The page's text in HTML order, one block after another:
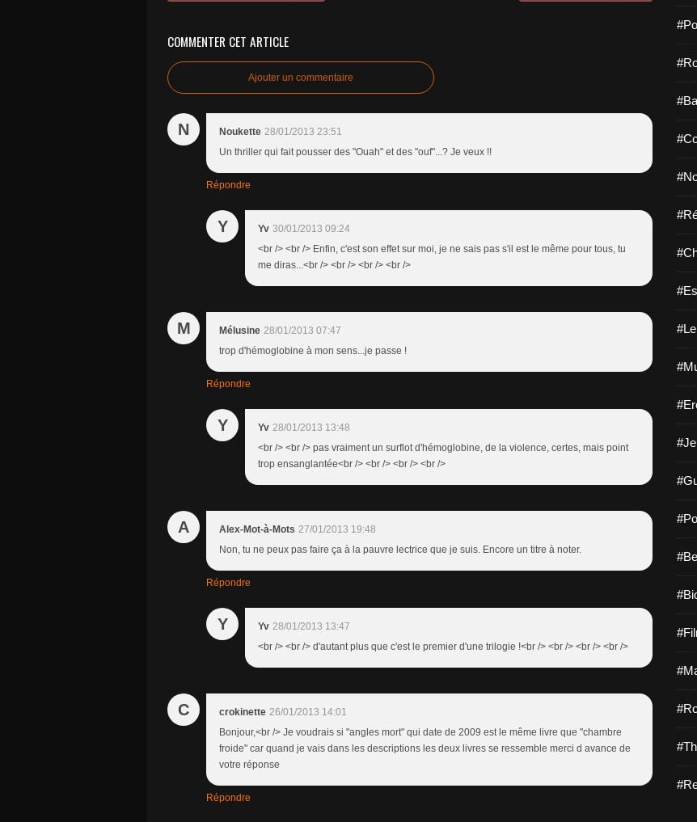
COMMENTER CET ARTICLE
Ajouter un commentaire
N Noukette 28/01/2013 23:51
Un thriller qui fait pousser des "Ouah" et des "ouf"...? Je veux !!
Répondre
Y Yv 30/01/2013 09:24
<br /> <br /> Enfin, c'est son effet sur moi, je ne sais pas s'il est le même pour tous, tu
me diras...<br /> <br /> <br /> <br />
M Mélusine 28/01/2013 07:47
trop d'hémoglobine à mon sens...je passe !
Répondre
Y Yv 28/01/2013 13:48
<br /> <br /> pas vraiment un surflot d'hémoglobine, de la violence, certes, mais point
trop ensanglantée<br /> <br /> <br /> <br />
A Alex-Mot-à-Mots 27/01/2013 19:48
Non, tu ne peux pas faire ça à la pauvre lectrice que je suis. Encore un titre à noter.
Répondre
Y Yv 28/01/2013 13:47
<br /> <br /> d'autant plus que c'est le premier d'une trilogie !<br /> <br /> <br /> <br />
C crokinette 26/01/2013 14:01
Bonjour,<br /> Je voudrais si "angles mort" qui date de 2009 est le même livre que "chambre
froide" car quand je vais dans les descriptions les deux livres se ressemble merci d avance de
votre réponse
Répondre